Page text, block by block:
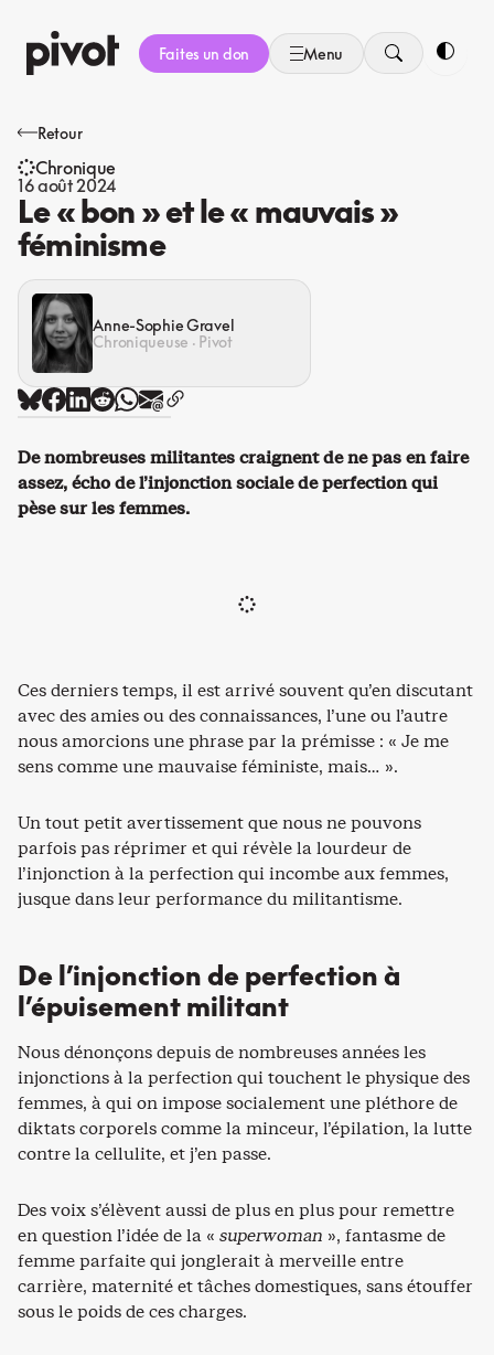
au
contenu
Faites un don Menu
Retour
Chronique
16 août 2024
Le « bon » et le « mauvais »
féminisme
Anne-Sophie Gravel
Chroniqueuse · Pivot
De nombreuses militantes craignent de ne pas en faire
assez, écho de l’injonction sociale de perfection qui
pèse sur les femmes.
Ces derniers temps, il est arrivé souvent qu’en discutant
avec des amies ou des connaissances, l’une ou l’autre
nous amorcions une phrase par la prémisse : « Je me
sens comme une mauvaise féministe, mais… ».
Un tout petit avertissement que nous ne pouvons
parfois pas réprimer et qui révèle la lourdeur de
l’injonction à la perfection qui incombe aux femmes,
jusque dans leur performance du militantisme.
De l’injonction de perfection à
l’épuisement militant
Nous dénonçons depuis de nombreuses années les
injonctions à la perfection qui touchent le physique des
femmes, à qui on impose socialement une pléthore de
diktats corporels comme la minceur, l’épilation, la lutte
contre la cellulite, et j’en passe.
Des voix s’élèvent aussi de plus en plus pour remettre
en question l’idée de la « superwoman », fantasme de
femme parfaite qui jonglerait à merveille entre
carrière, maternité et tâches domestiques, sans étouffer
sous le poids de ces charges.